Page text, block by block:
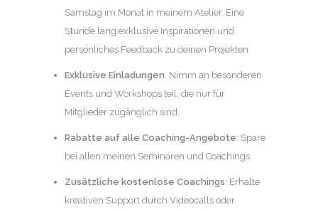
Samstag im Monat in meinem Atelier. Eine
Stunde lang exklusive Inspirationen und
persönliches Feedback zu deinen Projekten.
Exklusive Einladungen: Nimm an besonderen
Events und Workshops teil, die nur für
Mitglieder zugänglich sind.
Rabatte auf alle Coaching-Angebote: Spare
bei allen meinen Seminaren und Coachings.
Zusätzliche kostenlose Coachings: Erhalte
kreativen Support durch Videocalls oder